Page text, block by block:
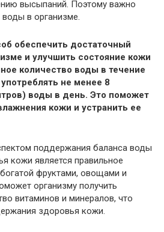
высыпаний. Поэтому важно
в организме.
обеспечить достаточный
и улучшить состояние кожи
количество воды в течение
не менее 8
воды в день. Это поможет
кожи и устранить ее
поддержания баланса воды
кожи является правильное
фруктами, овощами и
организму получить
витаминов и минералов, что
здоровья кожи.